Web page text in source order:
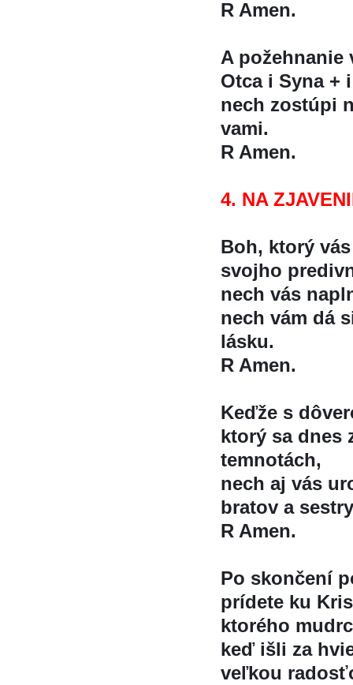
R Amen.
A požehnanie
Otca i Syna +
nech zostúpi
vami.
R Amen.
4. NA
Boh, ktorý
svojho
nech vás
nech vám dá
lásku.
R Amen.
Keďže s
ktorý sa dnes
temnotách,
nech aj vás
bratov a
R Amen.
Po skončení
prídete ku
ktorého
keď išli za
veľkou